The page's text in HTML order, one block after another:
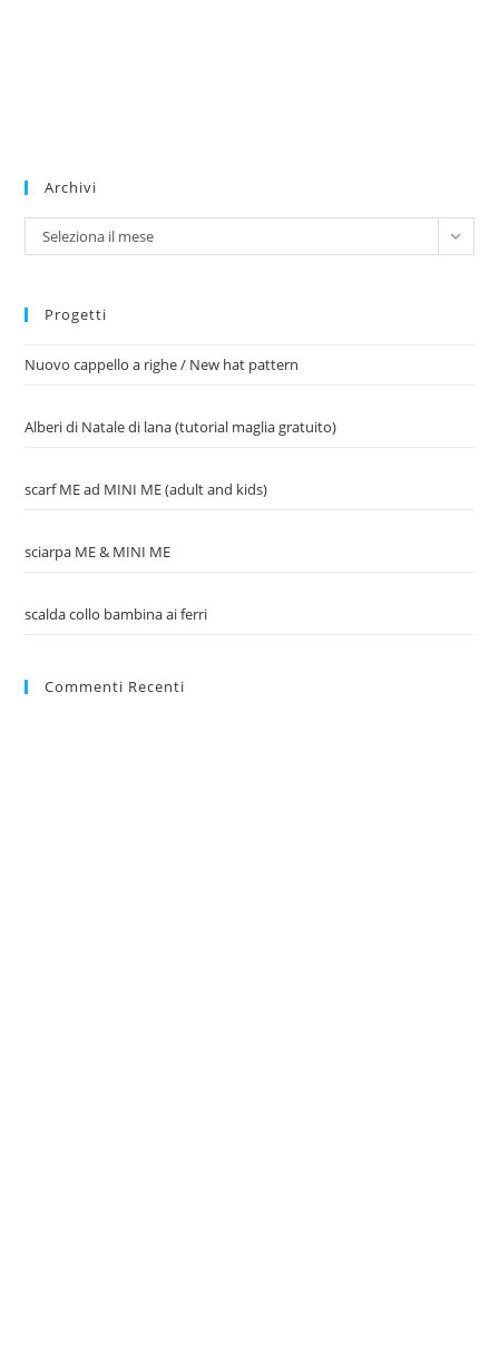
Archivi
Archivi
Seleziona il mese
Progetti
Nuovo cappello a righe / New hat pattern
Alberi di Natale di lana (tutorial maglia gratuito)
scarf ME ad MINI ME (adult and kids)
sciarpa ME & MINI ME
scalda collo bambina ai ferri
Commenti Recenti